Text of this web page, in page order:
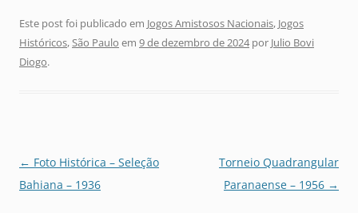
Este post foi publicado em Jogos Amistosos Nacionais, Jogos
Históricos,São Paulo em 9 de dezembro de 2024por Julio Bovi
Diogo.
Navegação
de
← Foto Histórica – Seleção
Bahiana – 1936
Torneio Quadrangular
Paranaense – 1956 →